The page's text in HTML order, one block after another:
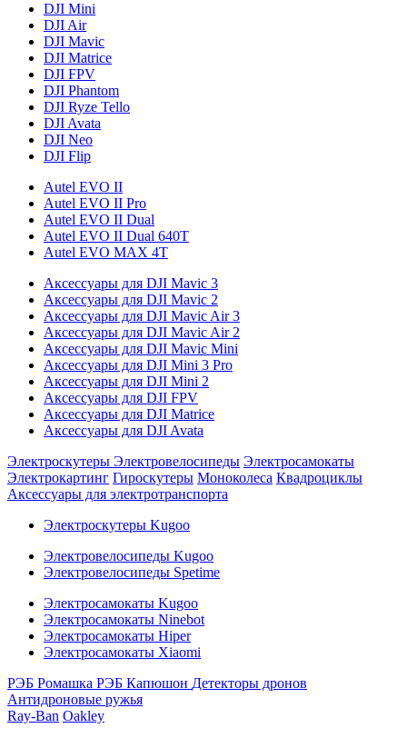
DJI Mini
DJI Air
DJI Mavic
DJI Matrice
DJI FPV
DJI Phantom
DJI Ryze Tello
DJI Avata
DJI Neo
DJI Flip
Autel EVO II
Autel EVO II Pro
Autel EVO II Dual
Autel EVO II Dual 640T
Autel EVO MAX 4T
Аксессуары для DJI Mavic 3
Аксессуары для DJI Mavic 2
Аксессуары для DJI Mavic Air 3
Аксессуары для DJI Mavic Air 2
Аксессуары для DJI Mavic Mini
Аксессуары для DJI Mini 3 Pro
Аксессуары для DJI Mini 2
Аксессуары для DJI FPV
Аксессуары для DJI Matrice
Аксессуары для DJI Avata
Электроскутеры Электровелосипеды Электросамокаты
Электрокартинг Гироскутеры Моноколеса Квадроциклы
Аксессуары для электротранспорта
Электроскутеры Kugoo
Электровелосипеды Kugoo
Электровелосипеды Spetime
Электросамокаты Kugoo
Электросамокаты Ninebot
Электросамокаты Hiper
Электросамокаты Xiaomi
РЭБ Ромашка РЭБ Капюшон Детекторы дронов
Антидроновые ружья
Ray-Ban Oakley